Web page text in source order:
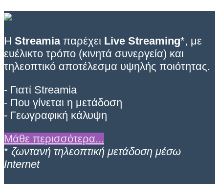
Η Streamiaπαρέχει Live Streaming*, με
ευέλικτο τρόπο (κινητά συνεργεία) και
τηλεοπτικό αποτέλεσμα υψηλής ποιότητας.
- Γιατί Streamia
- Που γίνεται η μετάδοση
- Γεωγραφική κάλυψη
Μάθε περισσότερα...
* ζωντανή τηλεοπτική μετάδοση μέσω
Internet